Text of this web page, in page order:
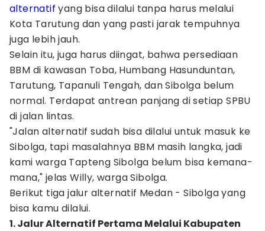
alternatif yang bisa dilalui tanpa harus melalui
Kota Tarutung dan yang pasti jarak tempuhnya
juga lebih jauh.
Selain itu, juga harus diingat, bahwa persediaan
BBM di kawasan Toba, Humbang Hasunduntan,
Tarutung, Tapanuli Tengah, dan Sibolga belum
normal. Terdapat antrean panjang di setiap SPBU
di jalan lintas.
"Jalan alternatif sudah bisa dilalui untuk masuk ke
Sibolga, tapi masalahnya BBM masih langka, jadi
kami warga Tapteng Sibolga belum bisa kemana-
mana," jelas Willy, warga Sibolga.
Berikut tiga jalur alternatif Medan - Sibolga yang
bisa kamu dilalui.
1. Jalur Alternatif Pertama Melalui Kabupaten